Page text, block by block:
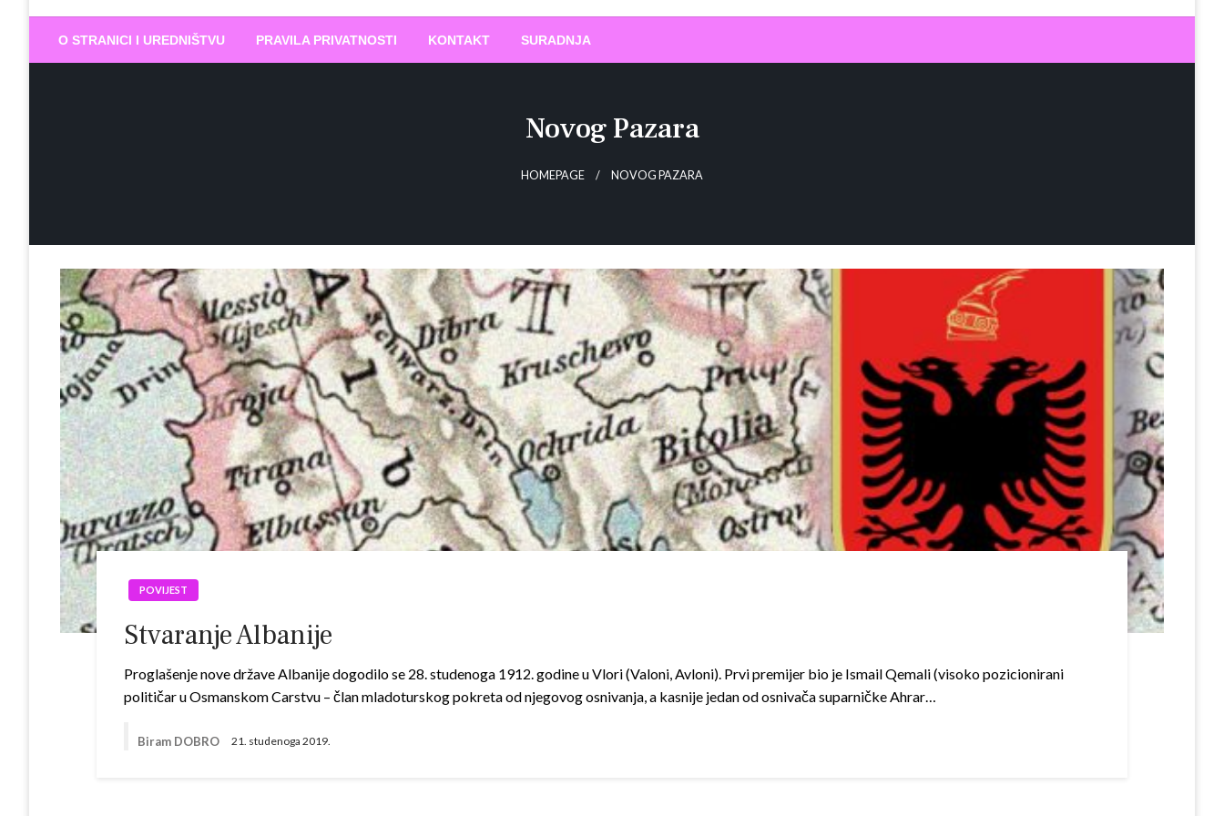
Biram DOBRO
O STRANICI I UREDNIŠTVU PRAVILA PRIVATNOSTI KONTAKT SURADNJA
Novog Pazara
HOMEPAGE NOVOG PAZARA
POVIJEST
Stvaranje Albanije
Proglašenje nove države Albanije dogodilo se 28. studenoga 1912. godine u Vlori (Valoni, Avloni). Prvi premijer bio je Ismail Qemali (visoko pozicionirani
političar u Osmanskom Carstvu – član mladoturskog pokreta od njegovog osnivanja, a kasnije jedan od osnivača suparničke Ahrar…
Biram DOBRO 21. studenoga 2019.